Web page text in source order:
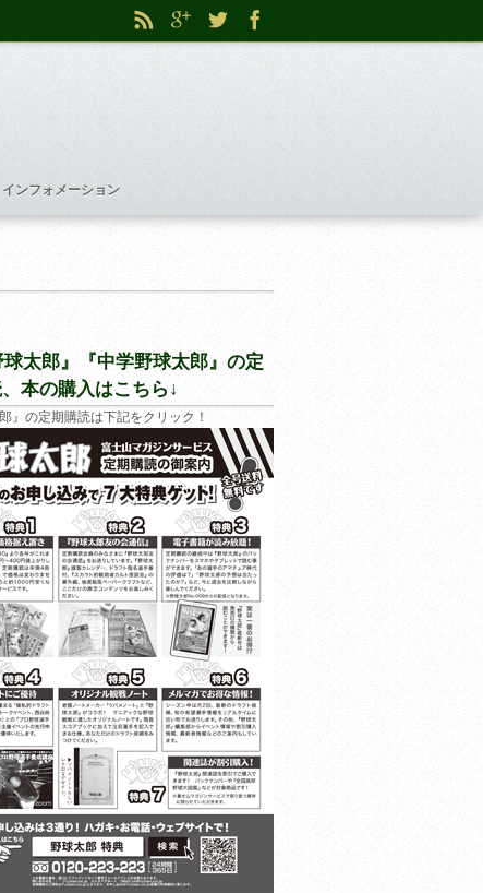
球太郎』『中学野球太郎』の定
本の購入はこちら↓
郎』の定期購読は下記をクリック！
インフォメーション